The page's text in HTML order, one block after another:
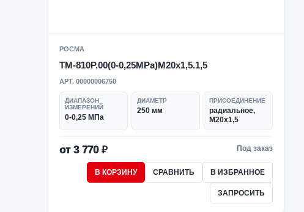
РОСМА
ТМ-810Р.00(0-0,25MPa)M20x1,5.1,5
АРТ. 00000006750
ДИАПАЗОН
ИЗМЕРЕНИЙ
0-0,25 МПа
ДИАМЕТР
250 мм
ПРИСОЕДИНЕНИЕ
радиальное,
M20x1,5
от 3 770 ₽ Под заказ
В КОРЗИНУ СРАВНИТЬ В ИЗБРАННОЕ
ЗАПРОСИТЬ